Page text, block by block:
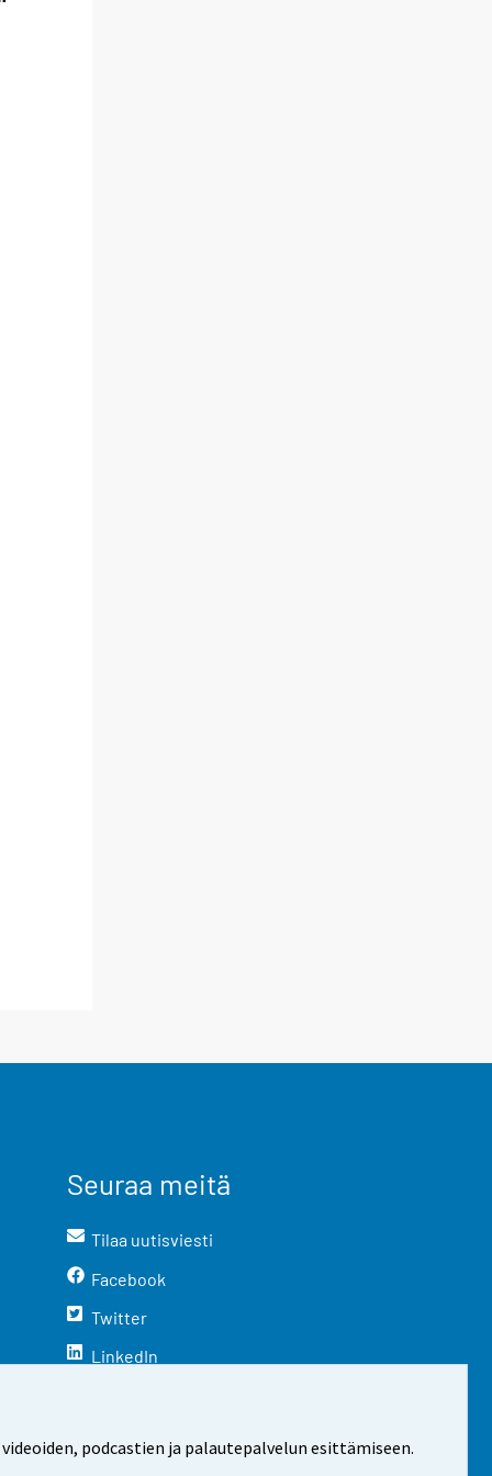
podcastien ja palautepalvelun esittämiseen.
Seuraa meitä
Tilaa uutisviesti
Facebook
Twitter
LinkedIn